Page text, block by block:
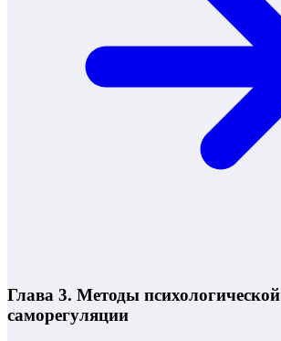
Глава 3. Методы психологической
саморегуляции